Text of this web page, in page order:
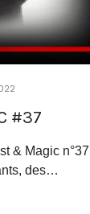
#37
& Magic
des…